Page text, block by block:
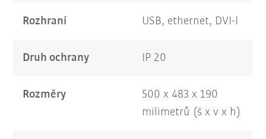
Rozhraní USB, ethernet, DVI-I
Druh ochrany IP 20
Rozměry
500 x 483 x 190
milimetrů (š x v x h)